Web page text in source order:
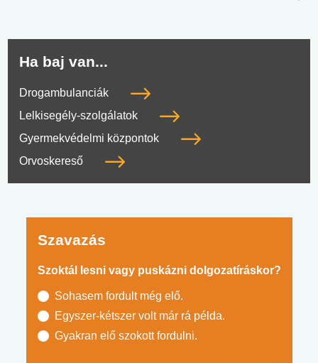
Ha baj van...
Drogambulanciák
Lelkisegély-szolgálatok
Gyermekvédelmi központok
Orvoskereső
Szavazás
Szoktál lesni vagy puskázni dolgozatíráskor?
Sohasem fordult még elő.
Egyszer-kétszer volt már rá példa.
Gyakran elő szokott fordulni.